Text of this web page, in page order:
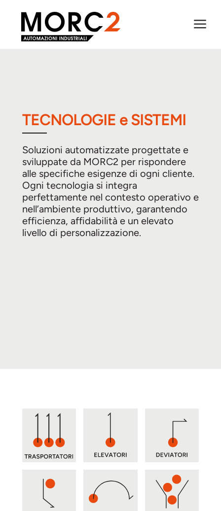
a
TECNOLOGIE e SISTEMI
Soluzioni automatizzate progettate e
sviluppate da MORC2 per rispondere
alle specifiche esigenze di ogni cliente.
Ogni tecnologia si integra
perfettamente nel contesto operativo e
nell’ambiente produttivo, garantendo
efficienza, affidabilità e un elevato
livello di personalizzazione.